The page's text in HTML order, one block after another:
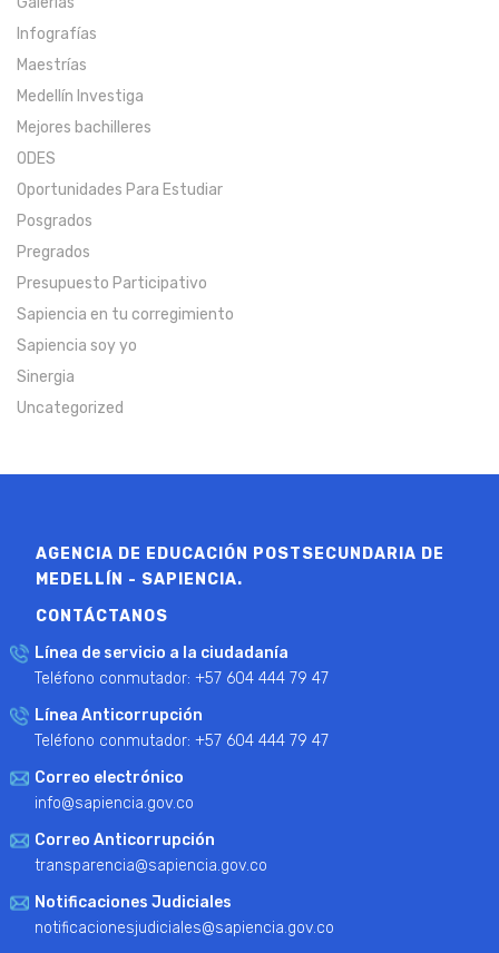
Infografías
Maestrías
Medellín Investiga
Mejores bachilleres
ODES
Oportunidades Para Estudiar
Posgrados
Pregrados
Presupuesto Participativo
Sapiencia en tu corregimiento
Sapiencia soy yo
Sinergia
Uncategorized
AGENCIA DE EDUCACIÓN POSTSECUNDARIA DE
MEDELLÍN - SAPIENCIA.
CONTÁCTANOS
Línea de servicio a la ciudadanía
Teléfono conmutador: +57 604 444 79 47
Línea Anticorrupción
Teléfono conmutador: +57 604 444 79 47
Correo electrónico
info@sapiencia.gov.co
Correo Anticorrupción
transparencia@sapiencia.gov.co
Notificaciones Judiciales
notificacionesjudiciales@sapiencia.gov.co